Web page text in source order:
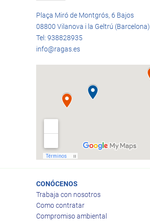
Plaça Miró de Montgrós, 6 Bajos
08800 Vilanova i la Geltrú (Barcelona)
Tel: 938828935
info@ragas.es
CONÓCENOS
Trabaja con nosotros
Como contratar
Compromiso ambiental